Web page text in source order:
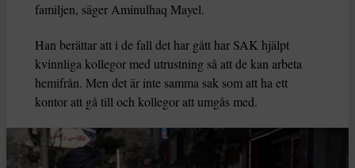
familjen, säger Aminulhaq Mayel.
Han berättar att i de fall det har gått har SAK hjälpt
kvinnliga kollegor med utrustning så att de kan arbeta
hemifrån. Men det är inte samma sak som att ha ett
kontor att gå till och kollegor att umgås med.